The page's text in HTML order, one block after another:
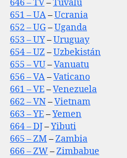
646 – TV–Tuvalu
651 – UA–Ucrania
652 – UG–Uganda
653 – UY–Uruguay
654 – UZ –Uzbekistán
655 – VU–Vanuatu
656 – VA–Vaticano
661 – VE–Venezuela
662 – VN–Vietnam
663 – YE–Yemen
664 – DJ–Yibuti
665 – ZM–Zambia
666 – ZW–Zimbabue